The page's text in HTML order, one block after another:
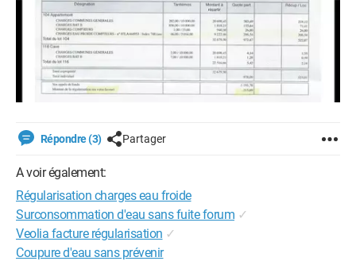
Répondre (3) Partager
A voir également:
Régularisation charges eau froide
Surconsommation d'eau sans fuite forum ✓
Veolia facture régularisation ✓
Coupure d'eau sans prévenir